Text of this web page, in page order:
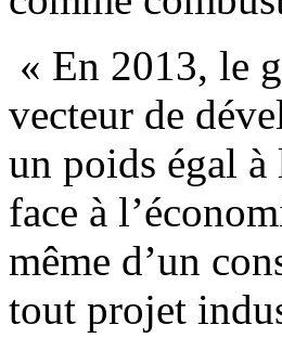
« En 2013, le
vecteur de
un poids égal à
face à
même d’un
tout projet